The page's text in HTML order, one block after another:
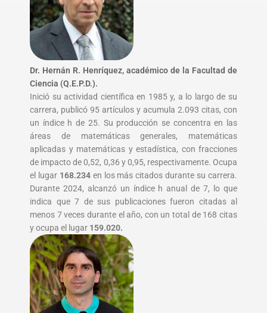
Dr. Hernán R. Henríquez, académico de la Facultad de
Ciencia (Q.E.P.D.).
Inició su actividad científica en 1985 y, a lo largo de su
carrera, publicó 95 artículos y acumula 2.093 citas, con
un índice h de 25. Su producción se concentra en las
áreas de matemáticas generales, matemáticas
aplicadas y matemáticas y estadística, con fracciones
de impacto de 0,52, 0,36 y 0,95, respectivamente. Ocupa
el lugar 168.234 en los más citados durante su carrera.
Durante 2024, alcanzó un índice h anual de 7, lo que
indica que 7 de sus publicaciones fueron citadas al
menos 7 veces durante el año, con un total de 168 citas
y ocupa el lugar 159.020.